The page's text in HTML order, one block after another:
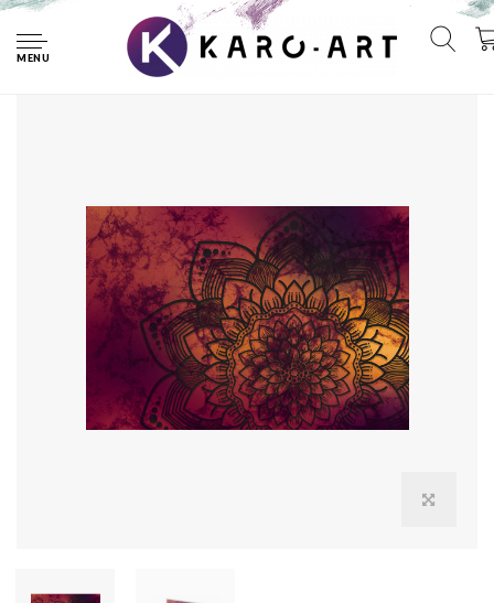
MENU
Poster - Abstracte Mandala, Prachtige super scherpe print
op poster, verpakt in stevige kartonnen rolkoker